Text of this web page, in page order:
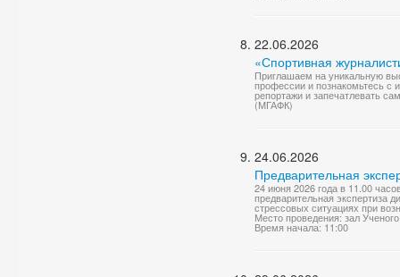
22.06.2026
«Спортивная
Приглашаем на уникальную
профессии и познакомьтесь с
репортажи и запечатлевать
(МГАФК)
24.06.2026
Предварительная
24 июня 2026 года в 11.00
предварительная экспертиза
стрессовых ситуациях при
Место проведения: зал
Время начала: 11:00